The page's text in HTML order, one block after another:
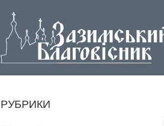
РУБРИКИ